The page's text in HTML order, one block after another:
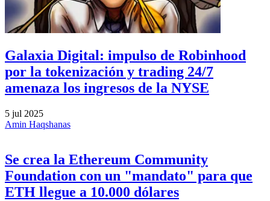
Galaxia Digital: impulso de Robinhood
por la tokenización y trading 24/7
amenaza los ingresos de la NYSE
5 jul 2025
Amin Haqshanas
Se crea la Ethereum Community
Foundation con un "mandato" para que
ETH llegue a 10.000 dólares